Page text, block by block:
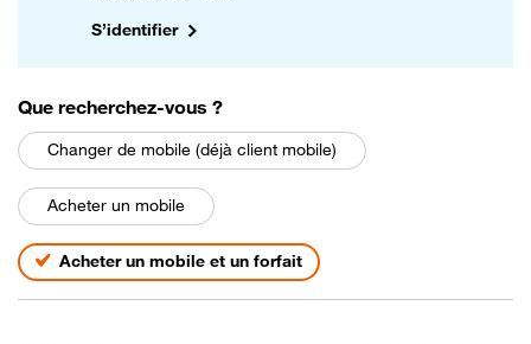
S’identifier
Que recherchez-vous parmi les choix suivants
?
Changer de mobile (déjà client mobile)
Acheter un mobile
Acheter un mobile et un forfait